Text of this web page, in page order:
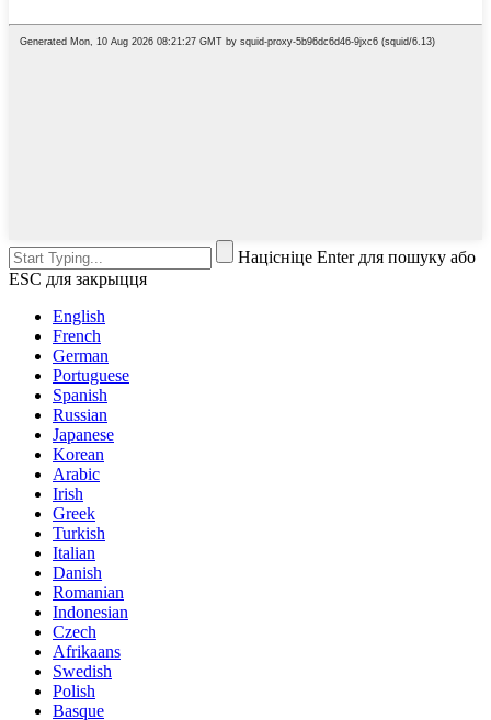
Націсніце Enter для пошуку або
ESC для закрыцця
English
French
German
Portuguese
Spanish
Russian
Japanese
Korean
Arabic
Irish
Greek
Turkish
Italian
Danish
Romanian
Indonesian
Czech
Afrikaans
Swedish
Polish
Basque